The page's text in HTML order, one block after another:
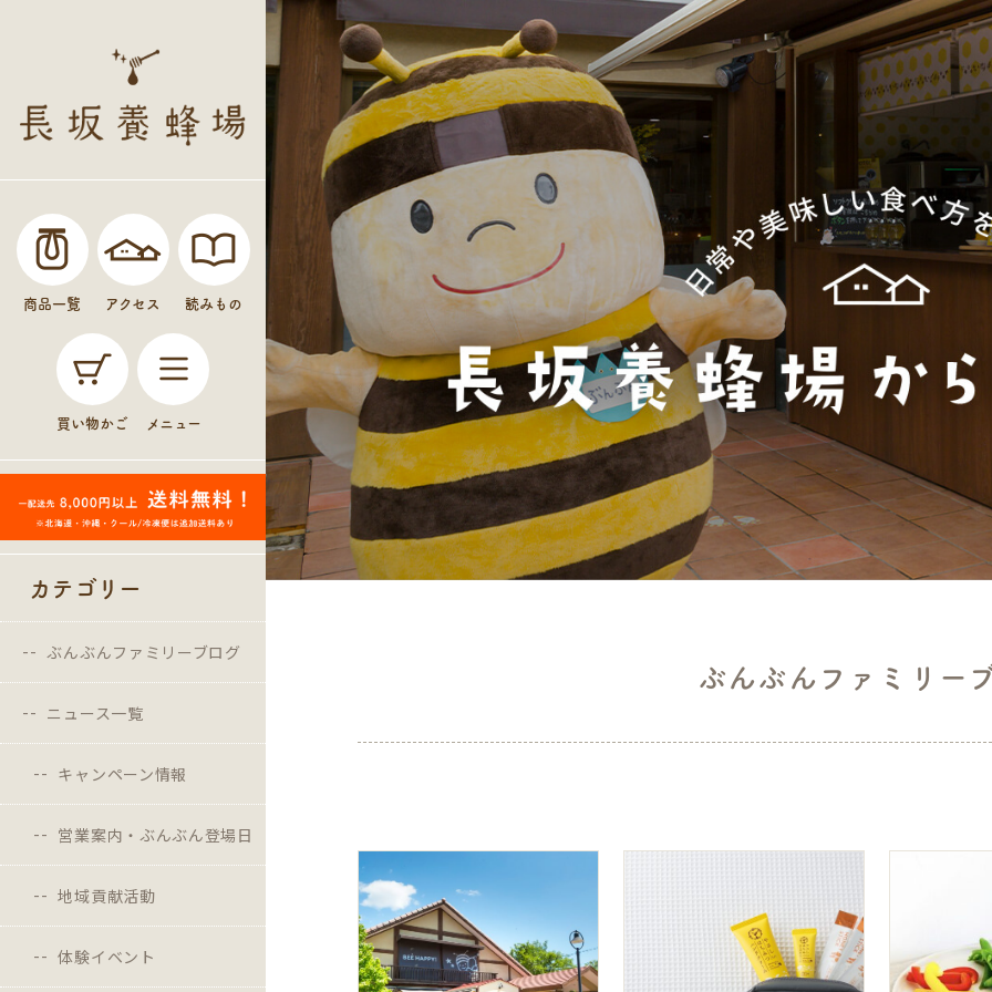
商品一覧 アクセス 読みもの
買い物かご メニュー
カテゴリー
ぶんぶんファミリーブログ
ニュース一覧
キャンペーン情報
営業案内・ぶんぶん登場日
地域貢献活動
体験イベント
ぶんぶんファミリー